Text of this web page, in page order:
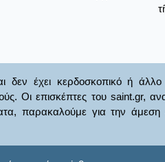
δεν έχει κερδοσκοπικό ή
Οι επισκέπτες του saint.gr,
παρακαλούμε για την